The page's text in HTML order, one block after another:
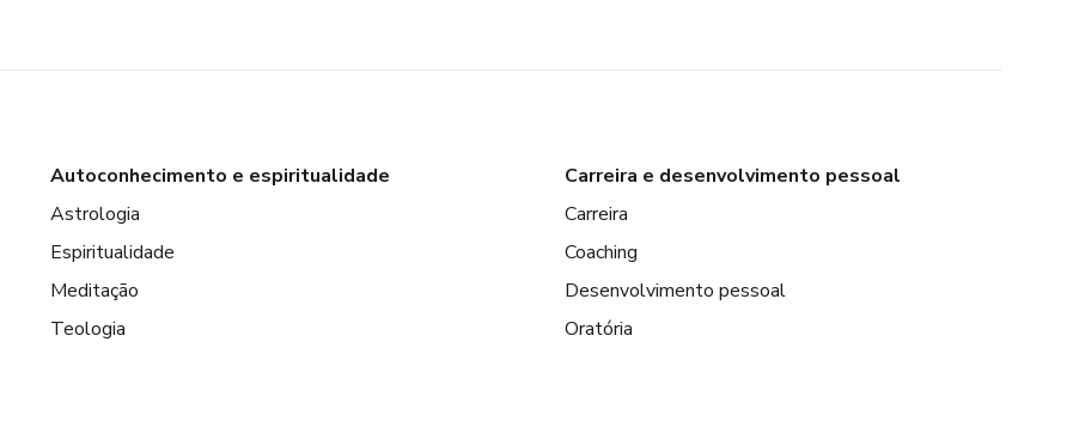
Autoconhecimento e espiritualidade
Astrologia
Espiritualidade
Meditação
Teologia
Carreira e desenvolvimento pessoal
Carreira
Coaching
Desenvolvimento pessoal
Oratória